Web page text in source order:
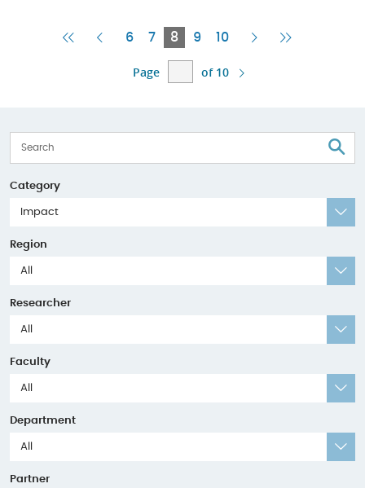
FirstPrevious
6 7 8Current
9 10
Next Last
Page of 10
Category
Impact
Region
All
Researcher
All
Faculty
All
Department
All
Partner